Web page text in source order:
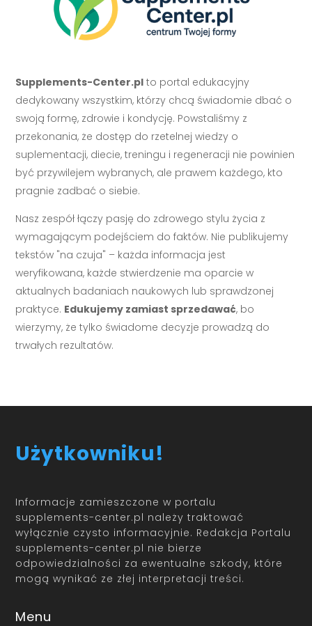
Supplements-Center.pl to portal edukacyjny
dedykowany wszystkim, którzy chcą świadomie dbać o
swoją formę, zdrowie i kondycję. Powstaliśmy z
przekonania, że dostęp do rzetelnej wiedzy o
suplementacji, diecie, treningu i regeneracji nie powinien
być przywilejem wybranych, ale prawem każdego, kto
pragnie zadbać o siebie.
Nasz zespół łączy pasję do zdrowego stylu życia z
wymagającym podejściem do faktów. Nie publikujemy
tekstów "na czuja" – każda informacja jest
weryfikowana, każde stwierdzenie ma oparcie w
aktualnych badaniach naukowych lub sprawdzonej
praktyce. Edukujemy zamiast sprzedawać, bo
wierzymy, że tylko świadome decyzje prowadzą do
trwałych rezultatów.
Użytkowniku!
Informacje zamieszczone w portalu
supplements-center.pl należy traktować
wyłącznie czysto informacyjnie. Redakcja Portalu
supplements-center.pl nie bierze
odpowiedzialności za ewentualne szkody, które
mogą wynikać ze złej interpretacji treści.
Menu